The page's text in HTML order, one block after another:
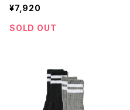
P｜Sleep slash TEE
¥7,920
SOLD OUT